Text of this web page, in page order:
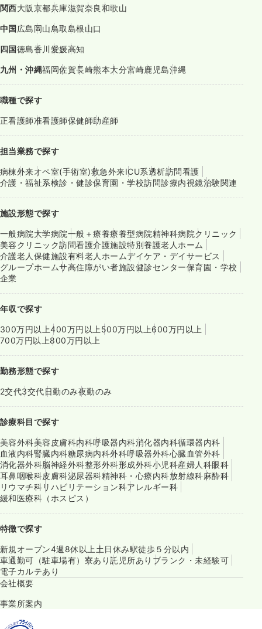
関西大阪京都兵庫滋賀奈良和歌山
中国広島岡山鳥取島根山口
四国徳島香川愛媛高知
九州・沖縄福岡佐賀長崎熊本大分宮崎鹿児島沖縄
職種で探す
正看護師准看護師保健師助産師
担当業務で探す
病棟外来オペ室(手術室)救急外来ICU系透析訪問看護
介護・福祉系検診・健診保育園・学校訪問診療内視鏡治験関連
施設形態で探す
一般病院大学病院一般＋療養療養型病院精神科病院クリニック
美容クリニック訪問看護介護施設特別養護老人ホーム
介護老人保健施設有料老人ホームデイケア・デイサービス
グループホームサ高住障がい者施設健診センター保育園・学校
企業
年収で探す
300万円以上400万円以上 500万円以上600万円以上
700万円以上800万円以上
勤務形態で探す
2交代3交代日勤のみ夜勤のみ
診療科目で探す
美容外科美容皮膚科内科呼吸器内科消化器内科循環器内科
血液内科腎臓内科糖尿病内科外科呼吸器外科心臓血管外科
消化器外科脳神経外科整形外科形成外科小児科産婦人科眼科
耳鼻咽喉科皮膚科泌尿器科精神科・心療内科放射線科麻酔科
リウマチ科リハビリテーション科アレルギー科
緩和医療科（ホスピス）
特徴で探す
新規オープン4週8休以上 土日休み駅徒歩５分以内
車通勤可（駐車場有） 寮あり託児所あり ブランク・未経験可
電子カルテあり
会社概要
事業所案内